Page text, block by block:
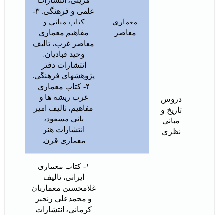
دروس
تاریخ و
مبانی
نظری
معماری
معاصر
علمی و فرهنگی. ۳-
کتاب مبانی و
مفاهیم معماری
معاصر غرب، تالیف
وحید قبادیان،
انتشارات دفتر
پژوهشهای فرهنگی.
۴- کتاب معماری
غرب ریشه ها و
مفاهیم، تالیف امیر
بانی مسعود،
انتشارات هنر
معماری قرن.
۱- کتاب معماری
ایرانی، تالیف
غلامحسین معماریان
و محمدعلی رنجبر
کرمانی، انتشارات